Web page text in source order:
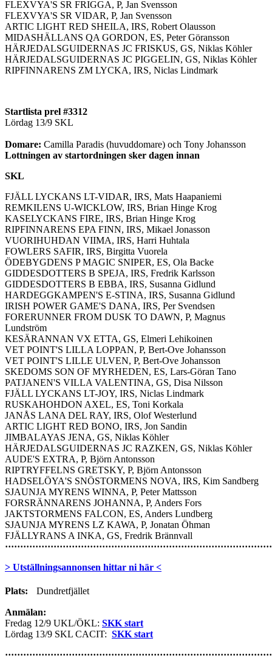
FLEXVYA'S SR FRIGGA, P, Jan Svensson
FLEXVYA'S SR VIDAR, P, Jan Svensson
ARTIC LIGHT RED SHEILA, IRS, Robert Olausson
MIDASHÄLLANS QA GORDON, ES, Peter Göransson
HÄRJEDALSGUIDERNAS JC FRISKUS, GS, Niklas Köhler
HÄRJEDALSGUIDERNAS JC PIGGELIN, GS, Niklas Köhler
RIPFINNARENS ZM LYCKA, IRS, Niclas Lindmark
Startlista prel #3312
Lördag 13/9 SKL
Domare: Camilla Paradis (huvuddomare) och Tony Johansson
Lottningen av startordningen sker dagen innan
SKL
FJÄLL LYCKANS LT-VIDAR, IRS, Mats Haapaniemi
REMKILENS U-WICKLOW, IRS, Brian Hinge Krog
KASELYCKANS FIRE, IRS, Brian Hinge Krog
RIPFINNARENS EPA FINN, IRS, Mikael Jonasson
VUORIHUHDAN VIIMA, IRS, Harri Huhtala
FOWLERS SAFIR, IRS, Birgitta Vuorela
ÖDEBYGDENS P MAGIC SNIPER, ES, Ola Backe
GIDDESDOTTERS B SPEJA, IRS, Fredrik Karlsson
GIDDESDOTTERS B EBBA, IRS, Susanna Gidlund
HARDEGGKAMPEN'S E-STINA, IRS, Susanna Gidlund
IRISH POWER GAME'S DANA, IRS, Per Svendsen
FORERUNNER FROM DUSK TO DAWN, P, Magnus
Lundström
KESÄRANNAN VX ETTA, GS, Elmeri Lehikoinen
VET POINT'S LILLA LOPPAN, P, Bert-Ove Johansson
VET POINT'S LILLE ULVEN, P, Bert-Ove Johansson
SKEDOMS SON OF MYRHEDEN, ES, Lars-Göran Tano
PATJANEN'S VILLA VALENTINA, GS, Disa Nilsson
FJÄLL LYCKANS LT-JOY, IRS, Niclas Lindmark
RUSKAHOHDON AXEL, ES, Toni Korkala
JANÅS LANA DEL RAY, IRS, Olof Westerlund
ARTIC LIGHT RED BONO, IRS, Jon Sandin
JIMBALAYAS JENA, GS, Niklas Köhler
HÄRJEDALSGUIDERNAS JC RAZKEN, GS, Niklas Köhler
AUDE'S EXTRA, P, Björn Antonsson
RIPTRYFFELNS GRETSKY, P, Björn Antonsson
HADSELÖYA'S SNÖSTORMENS NOVA, IRS, Kim Sandberg
SJAUNJA MYRENS WINNA, P, Peter Mattsson
FORSRÄNNARENS JOHANNA, P, Anders Fors
JAKTSTORMENS FALCON, ES, Anders Lundberg
SJAUNJA MYRENS LZ KAWA, P, Jonatan Öhman
FJÄLLYRANS A INKA, GS, Fredrik Brännvall
> Utställningsannonsen hittar ni här <
Plats: Dundretfjället
Anmälan:
Fredag 12/9 UKL/ÖKL: SKK start
Lördag 13/9 SKL CACIT: SKK start